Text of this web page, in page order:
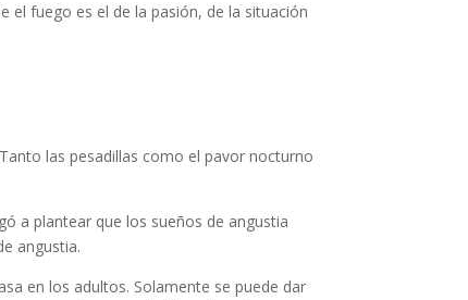
el fuego es el de la pasión, de la situación
las pesadillas como el pavor nocturno
a plantear que los sueños de angustia
angustia.
en los adultos. Solamente se puede dar